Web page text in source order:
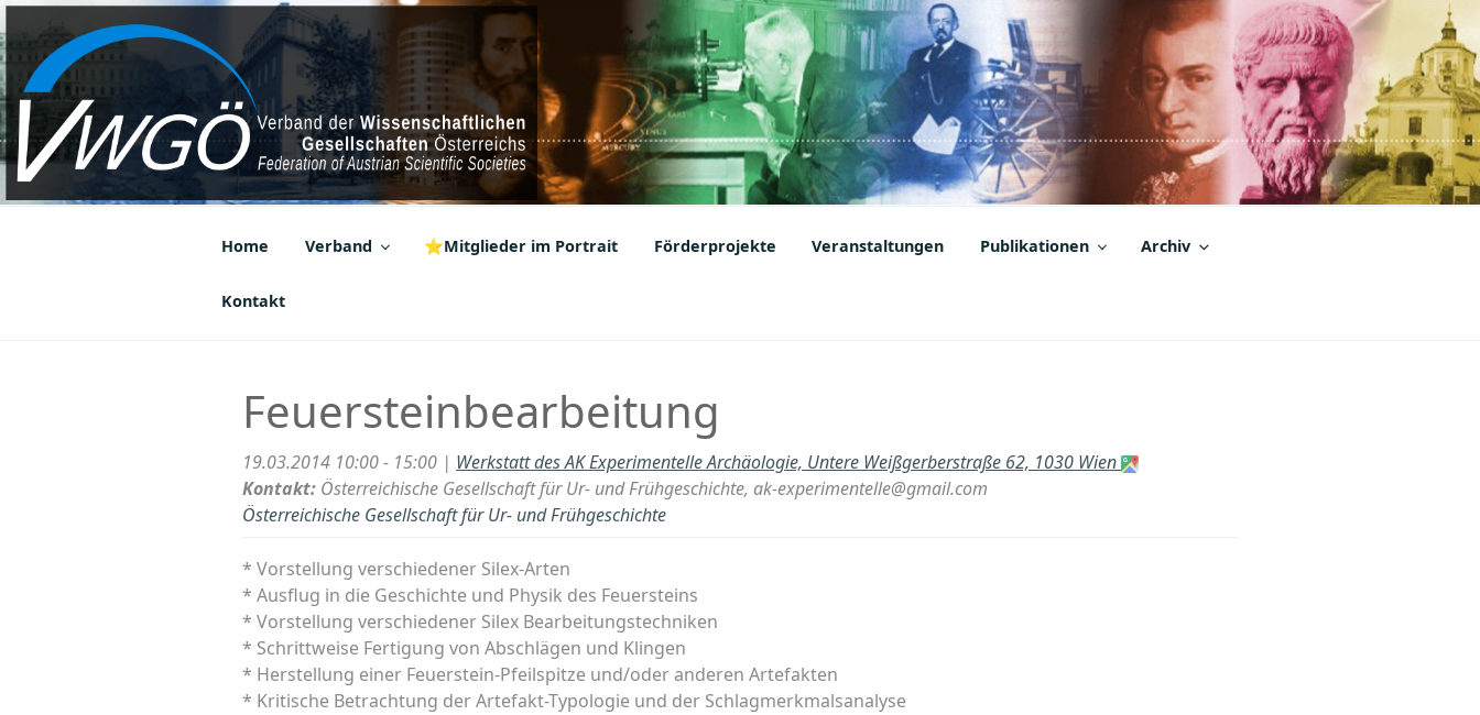
Zum
Inhalt
springen
VWGÖ
Federation of Austrian Scientific Societies
Home Verband ⭐Mitglieder im Portrait Förderprojekte Veranstaltungen Publikationen Archiv
Kontakt
Feuersteinbearbeitung
19.03.2014 10:00 - 15:00 | Werkstatt des AK Experimentelle Archäologie, Untere Weißgerberstraße 62, 1030 Wien
Kontakt: Österreichische Gesellschaft für Ur- und Frühgeschichte, ak-experimentelle@gmail.com
Österreichische Gesellschaft für Ur- und Frühgeschichte
* Vorstellung verschiedener Silex-Arten
* Ausflug in die Geschichte und Physik des Feuersteins
* Vorstellung verschiedener Silex Bearbeitungstechniken
* Schrittweise Fertigung von Abschlägen und Klingen
* Herstellung einer Feuerstein-Pfeilspitze und/oder anderen Artefakten
* Kritische Betrachtung der Artefakt-Typologie und der Schlagmerkmalsanalyse